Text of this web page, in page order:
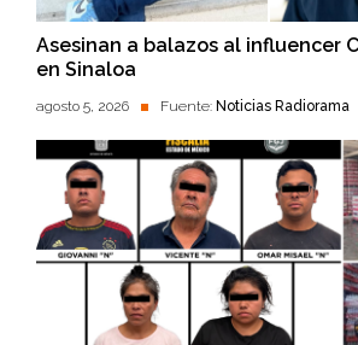
Asesinan a balazos al influencer
en Sinaloa
agosto 5, 2026 Fuente: Noticias Radiorama